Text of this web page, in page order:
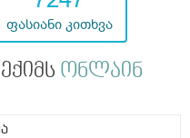
ფასიანი კითხვა
ონლაინ